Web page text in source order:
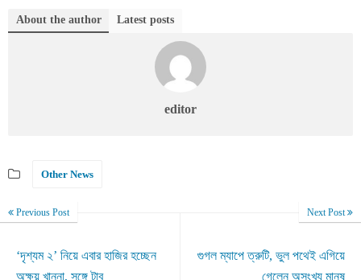
About the author Latest posts
editor
Other News
Previous Post
‘দৃশ্যম ২’ নিয়ে এবার হাজির হচ্ছেন
অক্ষয় খান্না, সঙ্গে টাবু
Next Post
গুগল ম্যাপে ত্রুটি, ভুল পথেই এগিয়ে
গেলেন অসংখ্য মানুষ